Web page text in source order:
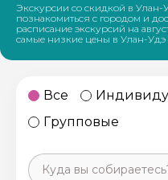
Экскурсии со скидкой в Улан-
познакомиться с городом и
расписание экскурсий на
самые низкие цены в Улан-Удэ
Все
Групповые